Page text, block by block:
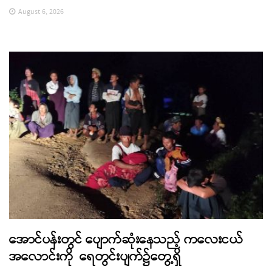
August 6, 2026
အောင်ပန်းတွင် ပျောက်ဆုံးနေသည့် ကလေးငယ်
အလောင်းကို ရေတွင်းပျက်၌တွေ့ရှိ